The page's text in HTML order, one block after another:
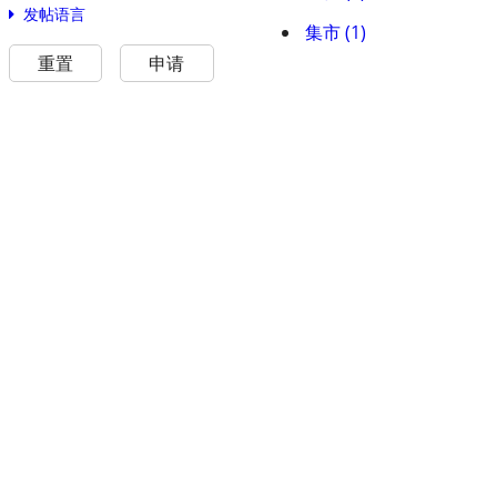
发帖语言
重置 申请
集市 (1)